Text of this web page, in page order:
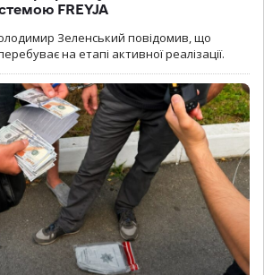
FREYJA
Зеленський повідомив, що
на етапі активної реалізації.